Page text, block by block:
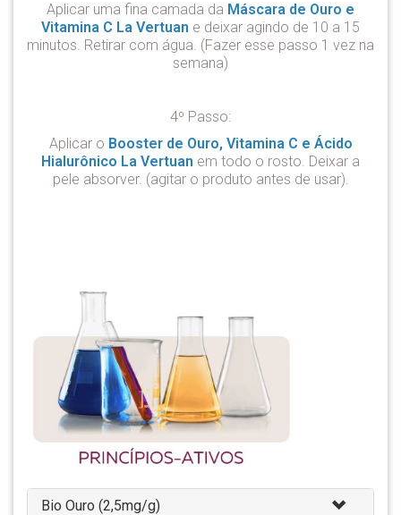
Aplicar uma fina camada da Máscara de Ouro e
Vitamina C La Vertuan e deixar agindo de 10 a 15
minutos. Retirar com água. (Fazer esse passo 1 vez na
semana)
4º Passo:
Aplicar o Booster de Ouro, Vitamina C e Ácido
Hialurônico La Vertuan em todo o rosto. Deixar a
pele absorver. (agitar o produto antes de usar).
Bio Ouro (2,5mg/g)